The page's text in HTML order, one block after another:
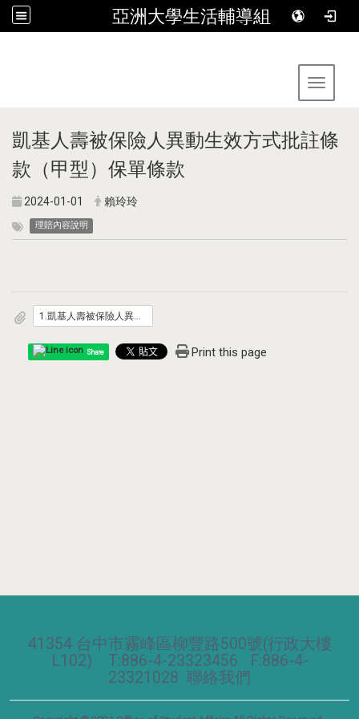
亞洲大學生活輔導組
Toggle
凱基人壽被保險人異動生效方式批註條
款（甲型）保單條款
2024-01-01 賴玲玲
理賠內容說明
Share Print this page
41354 台中市霧峰區柳豐路500號(行政大樓
L102) T:886-4-23323456 F:886-4-
23321028 聯絡我們